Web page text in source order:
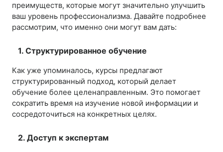
преимуществ, которые могут значительно улучшить
ваш уровень профессионализма. Давайте подробнее
рассмотрим, что именно они могут вам дать:
1. Структурированное обучение
Как уже упоминалось, курсы предлагают
структурированный подход, который делает
обучение более целенаправленным. Это помогает
сократить время на изучение новой информации и
сосредоточиться на конкретных целях.
2. Доступ к экспертам